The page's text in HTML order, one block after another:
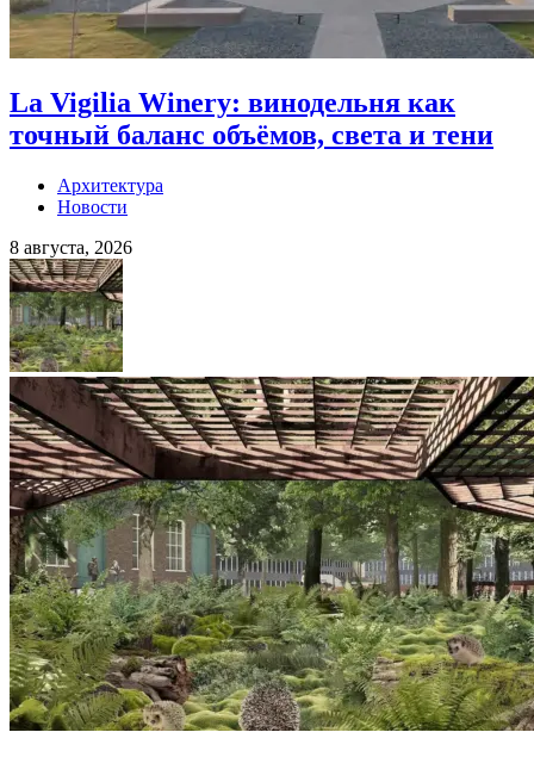
La Vigilia Winery: винодельня как
точный баланс объёмов, света и тени
Архитектура
Новости
8 августа, 2026